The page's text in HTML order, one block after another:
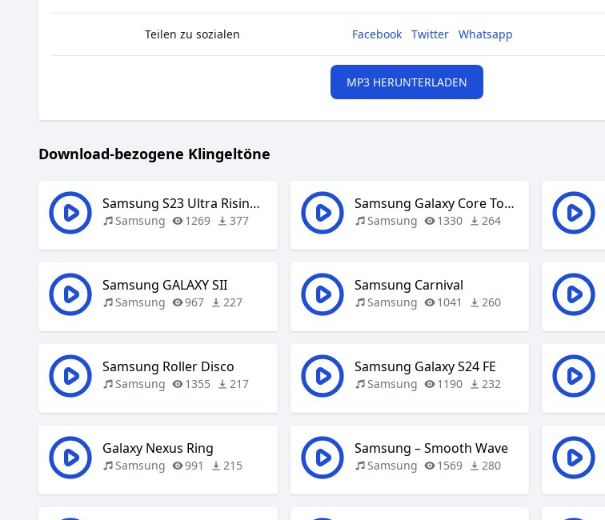
Teilen zu sozialen Facebook Twitter Whatsapp
MP3 HERUNTERLADEN
Download-bezogene Klingeltöne
Samsung S23 Ultra Rising Sun
Samsung 1269 377
Samsung Galaxy Core Tones
Samsung 1330 264
Samsung GALAXY SII
Samsung 967 227
Samsung Carnival
Samsung 1041 260
Samsung Roller Disco
Samsung 1355 217
Samsung Galaxy S24 FE
Samsung 1190 232
Galaxy Nexus Ring
Samsung 991 215
Samsung – Smooth Wave
Samsung 1569 280